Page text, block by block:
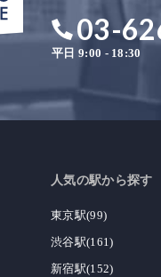
03-
平日 9:00 - 18:30
人気の駅から探す
東京駅(99)
渋谷駅(161)
新宿駅(152)